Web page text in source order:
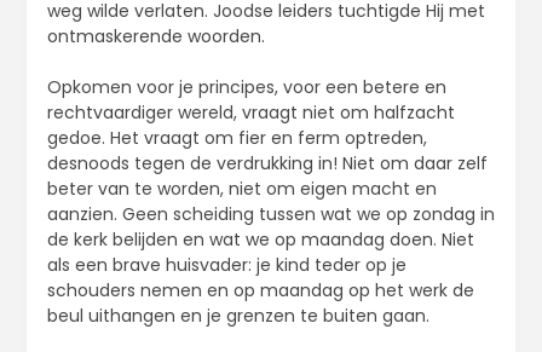
weg wilde verlaten. Joodse leiders tuchtigde Hij met
ontmaskerende woorden.
Opkomen voor je principes, voor een betere en
rechtvaardiger wereld, vraagt niet om halfzacht
gedoe. Het vraagt om fier en ferm optreden,
desnoods tegen de verdrukking in! Niet om daar zelf
beter van te worden, niet om eigen macht en
aanzien. Geen scheiding tussen wat we op zondag in
de kerk belijden en wat we op maandag doen. Niet
als een brave huisvader: je kind teder op je
schouders nemen en op maandag op het werk de
beul uithangen en je grenzen te buiten gaan.